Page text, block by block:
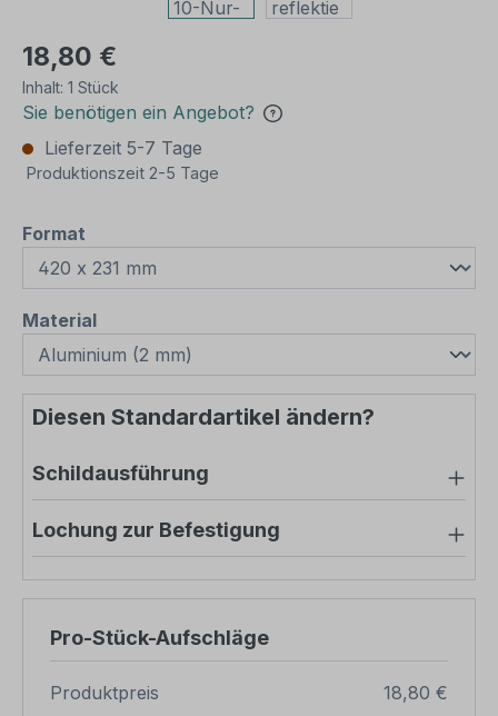
18,80 €
Inhalt: 1 Stück
Sie benötigen ein Angebot?
Lieferzeit 5-7 Tage
Produktionszeit 2-5 Tage
Format
Materialauswählen
Diesen Standardartikel ändern?
Schildausführung
Lochung zur Befestigung
Pro-Stück-Aufschläge
Produktpreis
18,80 €